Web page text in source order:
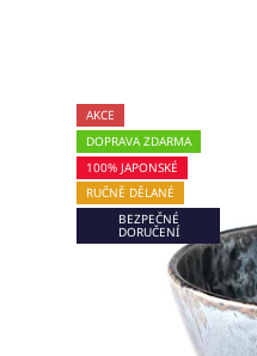
AKCE
DOPRAVA ZDARMA
100% JAPONSKÉ
RUČNĚ DĚLANÉ
BEZPEČNÉ
DORUČENÍ